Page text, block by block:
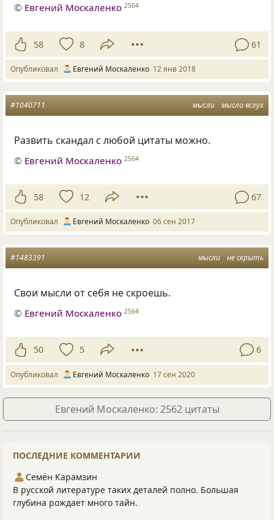
© Евгений Москаленко 2564
58 8 61
Опубликовал Евгений Москаленко 12 янв 2018
мысли мысли вслух
#1040711
Развить скандал с любой цитаты можно.
© Евгений Москаленко 2564
58 12 67
Опубликовал Евгений Москаленко 06 сен 2017
мысли не скрыть
#1483391
Свои мысли от себя не скроешь.
© Евгений Москаленко 2564
50 5 6
Опубликовал Евгений Москаленко 17 сен 2020
Евгений Москаленко: 2562 цитаты
ПОСЛЕДНИЕ КОММЕНТАРИИ
Семён Карамзин
В русской литературе таких деталей полно. Большая
глубина рождает много тайн.